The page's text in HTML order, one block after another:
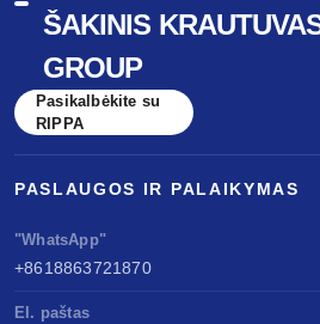
ŠAKINIS
GROUP
Pasikalbėkite su
RIPPA
PASLAUGOS IR PALAIKYMAS
"WhatsApp"
+8618863721870
El. paštas